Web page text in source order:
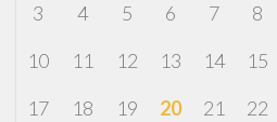
3
4 5 6 7 8
10
11 12 13 14 15
17
18 19 20 21 22